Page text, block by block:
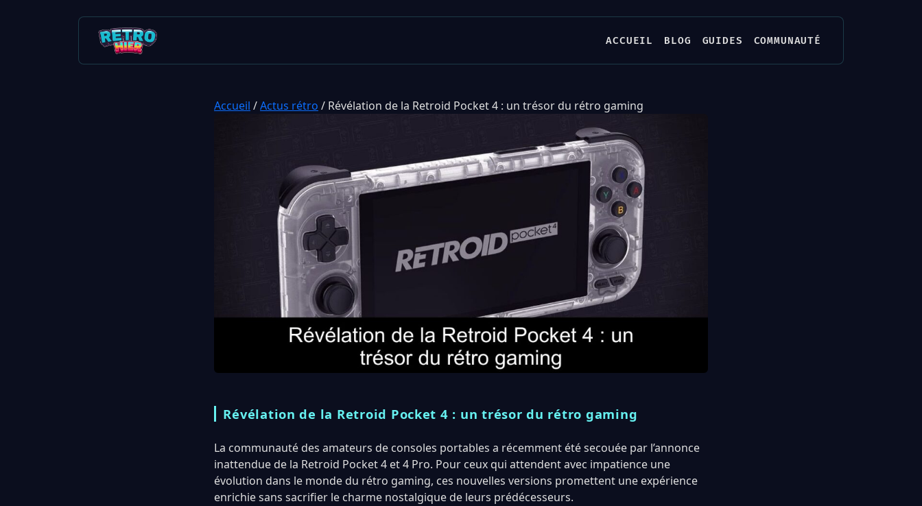
ACCUEIL BLOG GUIDES COMMUNAUTÉ
Accueil /Actus rétro / Révélation de la Retroid Pocket 4 : un trésor du rétro gaming
Révélation de la Retroid Pocket 4 : un trésor du rétro gaming
La communauté des amateurs de consoles portables a récemment été secouée par l’annonce
inattendue de la Retroid Pocket 4 et 4 Pro. Pour ceux qui attendent avec impatience une
évolution dans le monde du rétro gaming, ces nouvelles versions promettent une expérience
enrichie sans sacrifier le charme nostalgique de leurs prédécesseurs.